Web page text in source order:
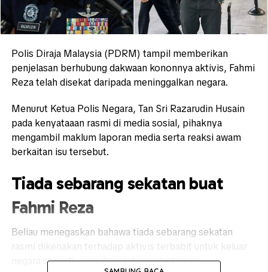
Polis Diraja Malaysia (PDRM) tampil memberikan
penjelasan berhubung dakwaan kononnya aktivis, Fahmi
Reza telah disekat daripada meninggalkan negara.
Menurut Ketua Polis Negara, Tan Sri Razarudin Husain
pada kenyataaan rasmi di media sosial, pihaknya
mengambil maklum laporan media serta reaksi awam
berkaitan isu tersebut.
Tiada sebarang sekatan buat
Fahmi Reza
Beliau menegaskan bahawa tiada sebarang sekatan
rasmi dikenakan terhadap aktivis terbabit untuk keluar
negara seperti yang dinyatakan sebelum ini.